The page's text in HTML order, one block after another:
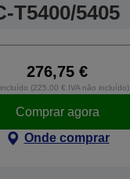
T5400/5405
276,75 €
incluído (225,00 € IVA não incluído)
Comprar agora
Onde comprar